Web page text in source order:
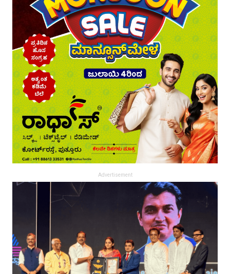
Advertisement